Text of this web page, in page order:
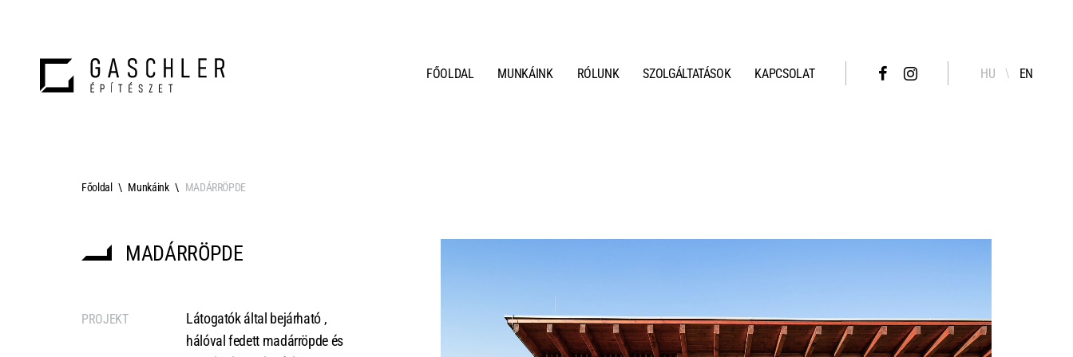
FŐOLDAL MUNKÁINK RÓLUNK SZOLGÁLTATÁSOK KAPCSOLAT HU EN
Főoldal Munkáink MADÁRRÖPDE
MADÁRRÖPDE
PROJEKT
Látogatók által bejárható ,
hálóval fedett madárröpde és